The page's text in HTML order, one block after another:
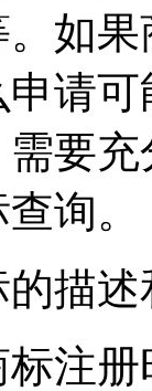
如
请
要
询。
描述
注